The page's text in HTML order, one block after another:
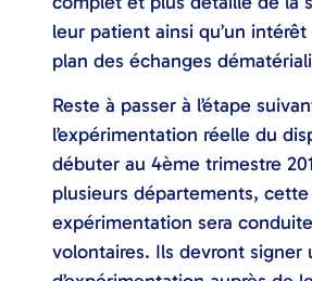
leur patient ainsi qu’un
plan des échanges
Reste à passer à l’étape
l’expérimentation réelle du
débuter au 4ème trimestre
plusieurs départements, cette
expérimentation sera
volontaires. Ils devront signer